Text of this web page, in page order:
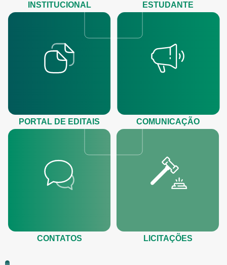
INSTITUCIONAL ESTUDANTE
PORTAL DE EDITAIS COMUNICAÇÃO
CONTATOS LICITAÇÕES